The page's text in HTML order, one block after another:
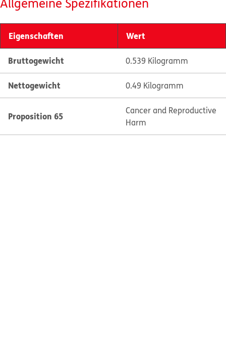
Eigenschaften Wert
Bruttogewicht 0.539 Kilogramm
Nettogewicht 0.49 Kilogramm
Proposition 65
Cancer and Reproductive
Harm